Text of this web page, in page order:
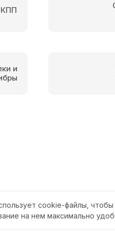
cookie-файлы,
на нем максимально
КПП
и